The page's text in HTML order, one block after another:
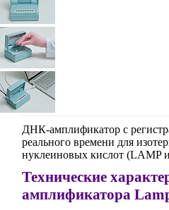
ДНК-амплификатор с
реального времени для
нуклеиновых кислот (LAMP
Технические
амплификатора